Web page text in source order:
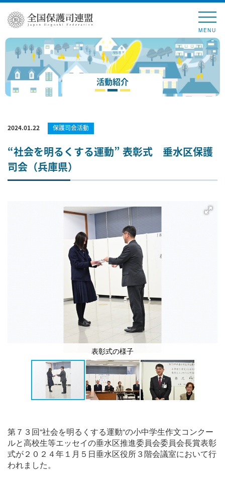
MENU
活動紹介
2024.01.22 保護司会活動
“社会を明るくする運動” 表彰式 垂水区保護
司会（兵庫県）
表彰式の様子
第７３回“社会を明るくする運動“の小中学生作文コンクー
ルと高校生等エッセイの垂水区推進委員会委員会長賞表彰
式が２０２４年１月５日垂水区役所３階会議室において行
われました。